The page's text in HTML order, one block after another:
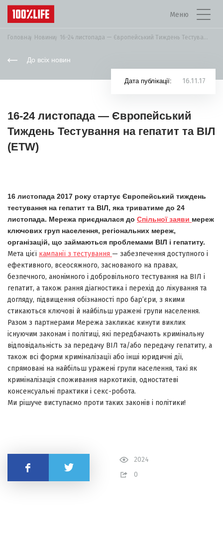
Меню
Головна Новини 16-24 листопада — Європейський Тиждень Тестування на...
До всіх новин
Дата публікації: 16.11.17
16-24 листопада — Європейський
Тиждень Тестування на гепатит та ВІЛ
(ETW)
16 листопада 2017 року стартує Європейський тиждень
тестування на гепатит та ВІЛ, яка триватиме до 24
листопада. Мережа приєдналася до Спільної заяви мереж
ключових груп населення, регіональних мереж,
організацій, що займаються проблемами ВІЛ і гепатиту.
Мета цієї кампанії з тестування — забезпечення доступного і
ефективного, всеосяжного, заснованого на правах,
безпечного, анонімного і добровільного тестування на ВІЛ і
гепатит, а також рання діагностика і перехід до лікування та
догляду, підвищення обізнаності про бар’єри, з якими
стикаються ключові й найбільш уражені групи населення.
Разом з партнерами Мережа закликає кинути виклик
існуючим законам і політиці, які передбачають кримінальну
відповідальність за передачу ВІЛ та/або передачу гепатиту, а
також всі форми криміналізації або інші юридичні дії,
спрямовані на найбільш уражені групи населення, такі як
криміналізація споживання наркотиків, одностатеві
консенсуальні практики і секс-робота.
Ми рішуче виступаємо проти таких законів і політики!
2024
0
Поділитись